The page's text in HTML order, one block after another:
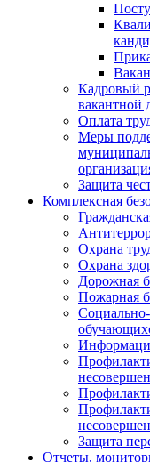
Кадровый
вакантной
Оплата
Меры
Защита
Комплексная
Охрана
Охрана
Дорожная
Пожарная
Социально-
Защита
Отчеты,